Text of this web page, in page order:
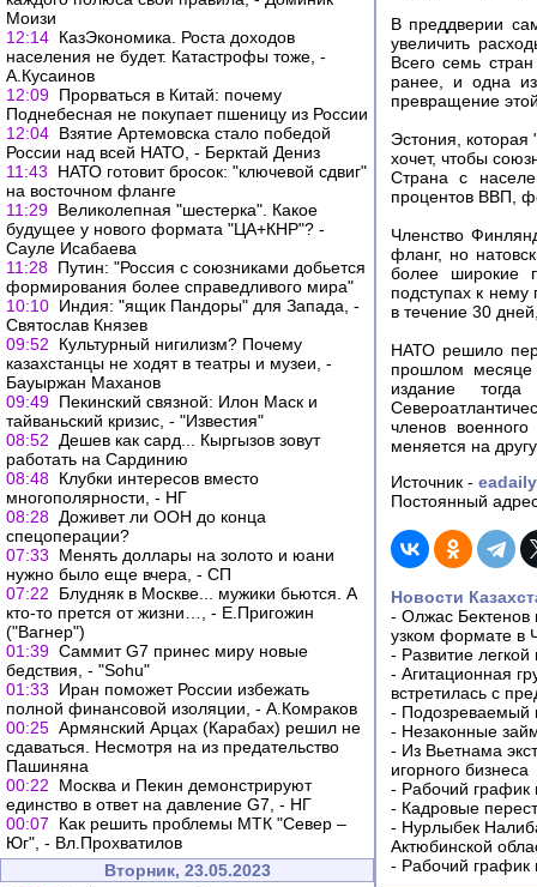
Моизи
12:14 КазЭкономика. Роста доходов
населения не будет. Катастрофы тоже, -
А.Кусаинов
12:09 Прорваться в Китай: почему
Поднебесная не покупает пшеницу из России
12:04 Взятие Артемовска стало победой
России над всей НАТО, - Берктай Дениз
11:43
НАТО готовит бросок: "ключевой сдвиг"
на восточном фланге
11:29 Великолепная "шестерка". Какое
будущее у нового формата "ЦА+КНР"? -
Сауле Исабаева
11:28 Путин: "Россия с союзниками добьется
формирования более справедливого мира"
10:10 Индия: "ящик Пандоры" для Запада, -
Святослав Князев
09:52
Культурный нигилизм? Почему
казахстанцы не ходят в театры и музеи, -
Бауыржан Маханов
09:49 Пекинский связной: Илон Маск и
тайваньский кризис, - "Известия"
08:52
Дешев как сард... Кыргызов зовут
работать на Сардинию
08:48 Клубки интересов вместо
многополярности, - НГ
08:28 Доживет ли ООН до конца
спецоперации?
07:33
Менять доллары на золото и юани
нужно было еще вчера, - СП
07:22
Блудняк в Москве... мужики бьются. А
кто-то прется от жизни…, - Е.Пригожин
("Вагнер")
01:39 Саммит G7 принес миру новые
бедствия, - "Sohu"
01:33
Иран поможет России избежать
полной финансовой изоляции, - А.Комраков
00:25 Армянский Арцах (Карабах) решил не
сдаваться. Несмотря на из предательство
Пашиняна
00:22
Москва и Пекин демонстрируют
единство в ответ на давление G7, - НГ
00:07
Как решить проблемы МТК "Север –
Юг", - Вл.Прохватилов
Вторник, 23.05.2023
В преддверии
увеличить
Всего семь
ранее, и одна
превращение
Эстония, которая
хочет, чтобы
Страна с
процентов ВВП,
Членство
фланг, но
более широкие
подступах к нему
в течение 30
НАТО решило
прошлом месяце
издание
членов
меняется на
Источник -
Постоянный
Новости
- Олжас Бектенов
узком формате в
- Развитие
- Агитационная
встретилась с
- Подозреваемый
- Незаконные
- Из Вьетнама
игорного бизнеса
- Рабочий график
- Кадровые
- Нурлыбек
Актюбинской
- Рабочий график